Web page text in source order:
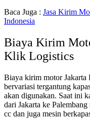
Baca Juga : Jasa Kirim
Indonesia
Biaya Kirim
Klik Logistics
Biaya kirim motor Jakarta
bervariasi tergantung
akan digunakan. Saat ini
dari Jakarta ke
cc dan juga mesin